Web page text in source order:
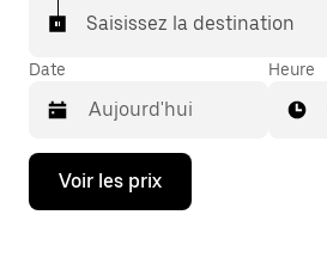
Dans certaines villes de Suisse,
pouvez le demander dans
Saisissez la destination
Date
Appuyez
la
Heure
Voir les prix